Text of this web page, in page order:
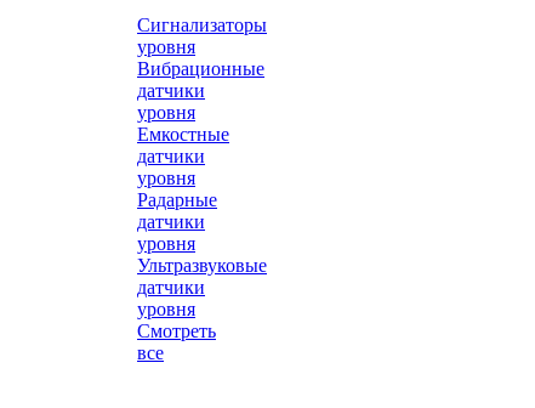
Сигнализаторы
уровня
Вибрационные
датчики
уровня
Емкостные
датчики
уровня
Радарные
датчики
уровня
Ультразвуковые
датчики
уровня
Смотреть
все